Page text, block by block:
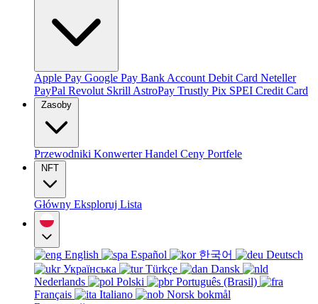
Apple Pay Google Pay Bank Account Debit Card Neteller
PayPal Revolut Skrill AstroPay Trustly Pix SPEI Credit Card
Zasoby
Przewodniki KonwerterHandel Ceny Portfele
NFT
Główny Eksploruj Lista
English Español 한국어
Deutsch
Українська
Türkçe
Dansk
Nederlands
Polski
Português (Brasil)
Français
Italiano
Norsk bokmål